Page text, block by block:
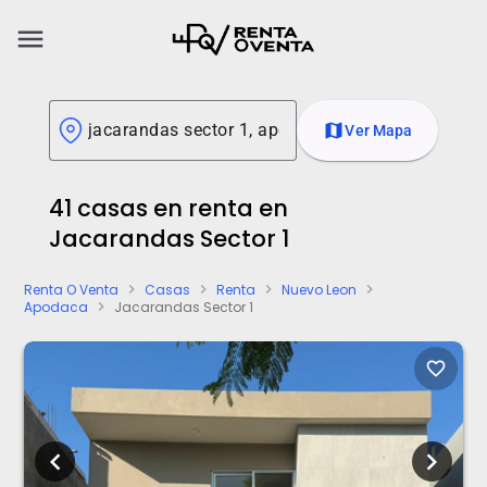
menu
mapVer Mapa
41 casas en renta en
Jacarandas Sector 1
Renta O Venta chevron_right Casas chevron_right Renta chevron_right Nuevo Leon chevron_right
Apodaca chevron_right Jacarandas Sector 1
favorite_border
chevron_left chevron_right